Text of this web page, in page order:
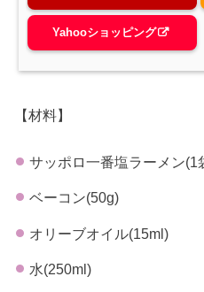
Yahooショッピング
【材料】
サッポロ一番塩ラーメン(1
ベーコン(50g)
オリーブオイル(15ml)
水(250ml)